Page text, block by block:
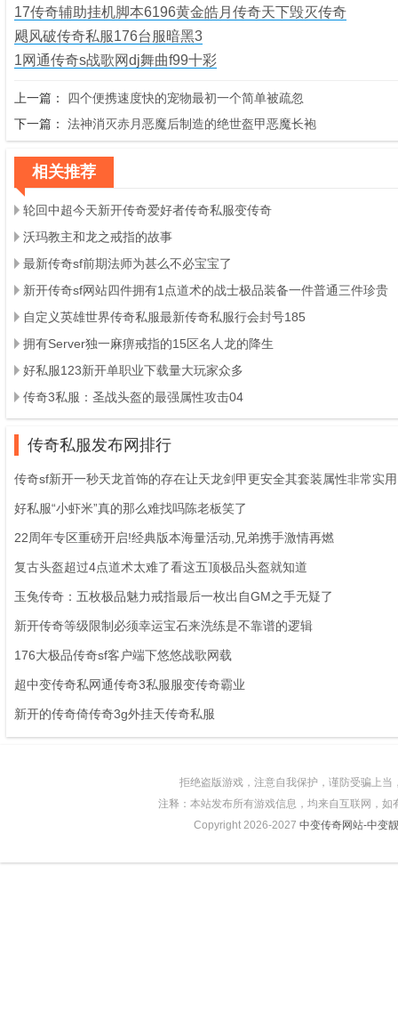
17传奇辅助挂机脚本6196黄金皓月传奇天下毁灭传奇
飓风破传奇私服176台服暗黑3
1网通传奇s战歌网dj舞曲f99十彩
上一篇： 四个便携速度快的宠物最初一个简单被疏忽
下一篇： 法神消灭赤月恶魔后制造的绝世盔甲恶魔长袍
相关推荐
轮回中超今天新开传奇爱好者传奇私服变传奇
沃玛教主和龙之戒指的故事
最新传奇sf前期法师为甚么不必宝宝了
新开传奇sf网站四件拥有1点道术的战士极品装备一件普通三件珍贵
自定义英雄世界传奇私服最新传奇私服行会封号185
拥有Server独一麻痹戒指的15区名人龙的降生
好私服123新开单职业下载量大玩家众多
传奇3私服：圣战头盔的最强属性攻击04
传奇私服发布网排行
传奇sf新开一秒天龙首饰的存在让天龙剑甲更安全其套装属性非常实用
好私服“小虾米”真的那么难找吗陈老板笑了
22周年专区重磅开启!经典版本海量活动,兄弟携手激情再燃
复古头盔超过4点道术太难了看这五顶极品头盔就知道
玉兔传奇：五枚极品魅力戒指最后一枚出自GM之手无疑了
新开传奇等级限制必须幸运宝石来洗练是不靠谱的逻辑
176大极品传奇sf客户端下悠悠战歌网载
超中变传奇私网通传奇3私服服变传奇霸业
新开的传奇倚传奇3g外挂天传奇私服
拒绝盗版游戏，注意自我保护，谨防受骗上
注释：本站发布所有游戏信息，均来自互联网，
Copyright 2026-2027 中变传奇网站-中变